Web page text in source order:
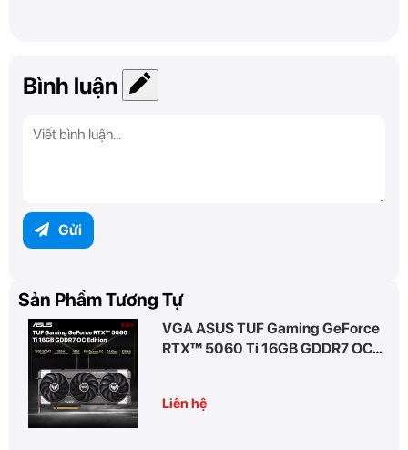
Bình luận
Gửi
Sản Phẩm Tương Tự
VGA ASUS TUF Gaming GeForce
RTX™ 5060 Ti 16GB GDDR7 OC
Liên hệ